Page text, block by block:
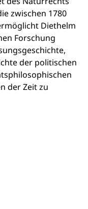
zwischen 1780
Diethelm
Forschung
der politischen
der Zeit zu